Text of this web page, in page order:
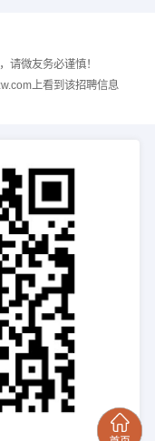
请微友务必谨慎！
上看到该招聘信息